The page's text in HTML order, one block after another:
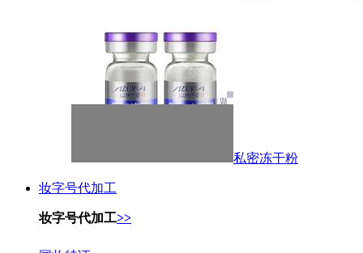
私密冻干粉
妆字号代加工
妆字号代加工>>